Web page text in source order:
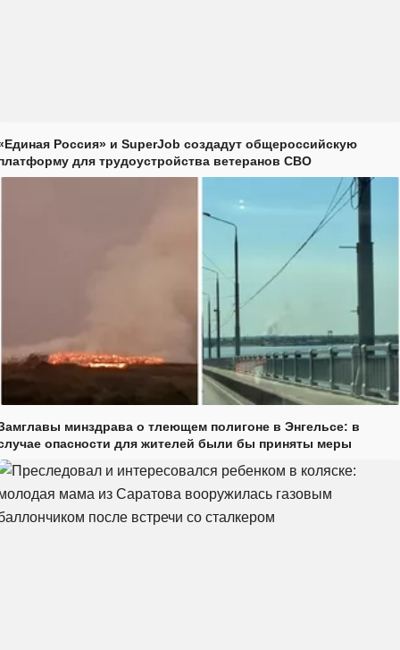
Россия» и SuperJob создадут общероссийскую
для трудоустройства ветеранов СВО
минздрава о тлеющем полигоне в Энгельсе: в
опасности для жителей были бы приняты меры